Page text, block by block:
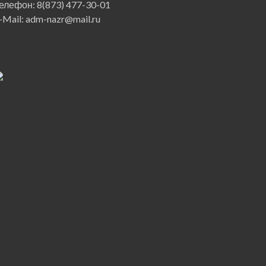
8(873) 477-30-01
Mail: adm-nazr@mail.ru